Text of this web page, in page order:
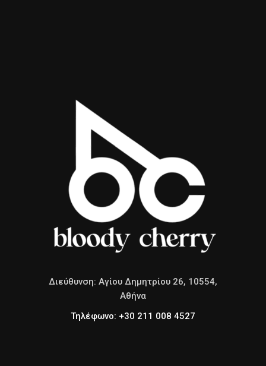
Διεύθυνση: Αγίου Δημητρίου 26, 10554,
Αθήνα
Τηλέφωνο: +30 211 008 4527